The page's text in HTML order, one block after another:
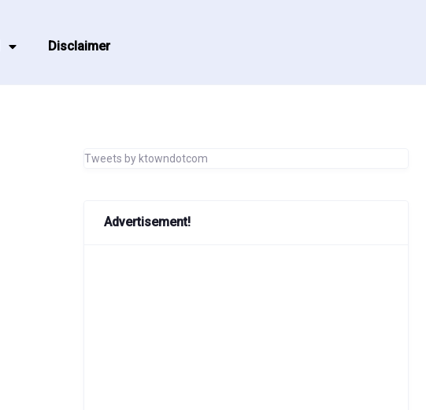
Disclaimer
Tweets by ktowndotcom
Advertisement!